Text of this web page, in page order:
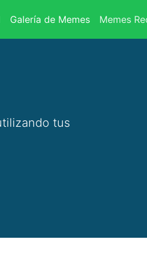
(current)
Galería de Memes Memes
tus